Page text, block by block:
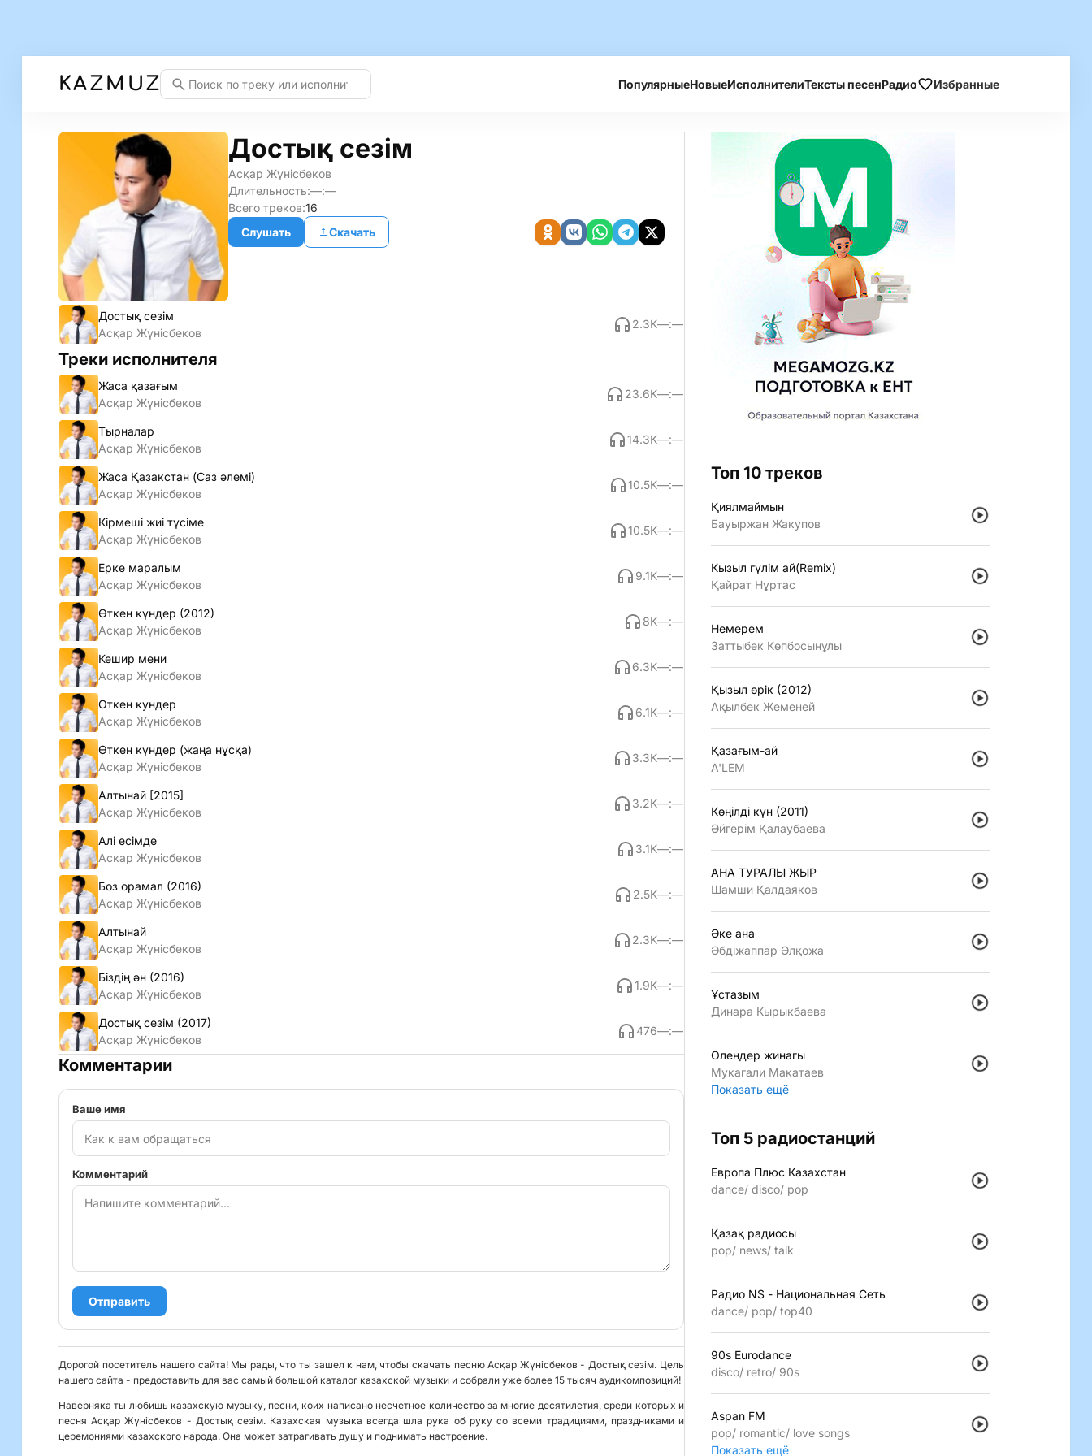
KAZMUZ ПопулярныеНовыеИсполнителиТексты песенРадио Избранные
Достық сезім
Асқар Жүнісбеков
Длительность:—:—
Всего треков:16
Слушать
Скачать
Достық сезім
Асқар Жүнісбеков
2.3K—:—
Треки исполнителя
Жаса қазағым
Асқар Жүнiсбеков
23.6K—:—
Тырналар
Асқар Жүнiсбеков
14.3K—:—
Жаса Қазакстан (Cаз әлемi)
Асқар Жүнiсбеков
10.5K—:—
Кiрмешi жиi түсiме
Асқар Жүнiсбеков
10.5K—:—
Ерке маралым
Асқар Жүнiсбеков
9.1K—:—
Өткен күндер (2012)
Асқар Жүнiсбеков
8K—:—
Кешир мени
Асқар Жүнiсбеков
6.3K—:—
Откен кундер
Асқар Жүнiсбеков
6.1K—:—
Өткен күндер (жаңа нұсқа)
Асқар Жүнiсбеков
3.3K—:—
Алтынай [2015]
Асқар Жүнiсбеков
3.2K—:—
Алi есiмде
Аскар Жунiсбеков
3.1K—:—
Боз орамал (2016)
Асқар Жүнісбеков
2.5K—:—
Алтынай
Асқар Жүнісбеков
2.3K—:—
Біздің ән (2016)
Асқар Жүнісбеков
1.9K—:—
Достық сезім (2017)
Асқар Жүнiсбеков
476—:—
Комментарии
Ваше имя
Комментарий
Отправить
Дорогой посетитель нашего сайта! Мы рады, что ты зашел к нам, чтобы скачать песню Асқар Жүнісбеков - Достық сезім. Цель
нашего сайта - предоставить для вас самый большой каталог казахской музыки и собрали уже более 15 тысяч аудикомпозиций!
Наверняка ты любишь казахскую музыку, песни, коих написано несчетное количество за многие десятилетия, среди которых и
песня Асқар Жүнісбеков - Достық сезім. Казахская музыка всегда шла рука об руку со всеми традициями, праздниками и
церемониями казахского народа. Она может затрагивать душу и поднимать настроение.
Топ 10 треков
Қиялмаймын
Бауыржан Жакупов
Кызыл гүлiм ай(Remix)
Қайрат Нұртас
Немерем
Заттыбек Көпбосынұлы
Қызыл өрiк (2012)
Ақылбек Жеменей
Қазағым-ай
A'LEM
Көңiлдi күн (2011)
Әйгерiм Қалаубаева
АНА ТУРАЛЫ ЖЫР
Шамши Қалдаяков
Әке ана
Әбдiжаппар Әлқожа
Ұстазым
Динара Кырыкбаева
Олендер жинагы
Мукагали Макатаев
Показать ещё
Топ 5 радиостанций
Европа Плюс Казахстан
dance disco pop
Қазақ радиосы
pop
news talk
Радио NS - Национальная Сеть
dance pop top40
90s Eurodance
disco retro 90s
Aspan FM
pop
romantic
love songs
Показать ещё